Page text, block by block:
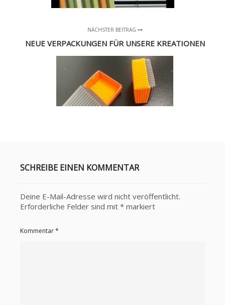
NÄCHSTER BEITRAG
NEUE VERPACKUNGEN FÜR UNSERE KREATIONEN
SCHREIBE EINEN KOMMENTAR
Deine E-Mail-Adresse wird nicht veröffentlicht.
Erforderliche Felder sind mit * markiert
Kommentar*